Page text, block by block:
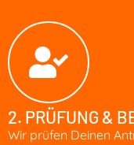
2. PRÜFUNG &
Wir prüfen Deinen